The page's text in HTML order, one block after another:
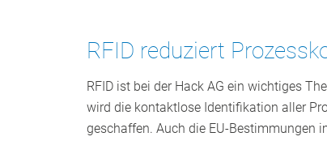
RFID reduziert
RFID ist bei der Hack AG ein wichtiges
wird die kontaktlose Identifikation aller
geschaffen. Auch die EU-Bestimmungen